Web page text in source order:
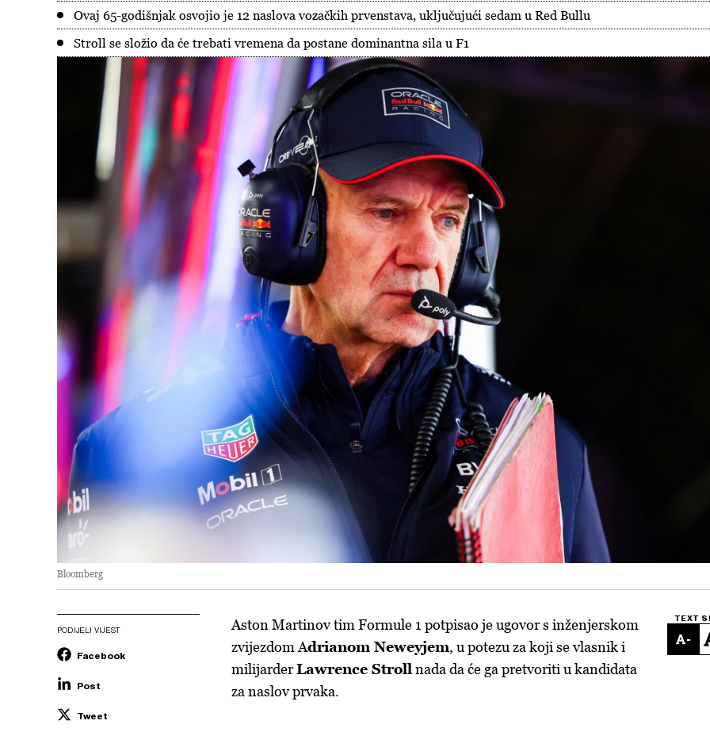
Ovaj 65-godišnjak osvojio je 12 naslova vozačkih prvenstava, uključujući sedam u Red Bullu
Stroll se složio da će trebati vremena da postane dominantna sila u F1
Bloomberg
PODIJELI VIJEST
Facebook
Post
Tweet
TEXT
-
Aston Martinov tim Formule 1 potpisao je ugovor s inženjerskom
zvijezdom Adrianom Neweyjem, u potezu za koji se vlasnik i
milijarderLawrence Stroll nada da će ga pretvoriti u kandidata
za naslov prvaka.